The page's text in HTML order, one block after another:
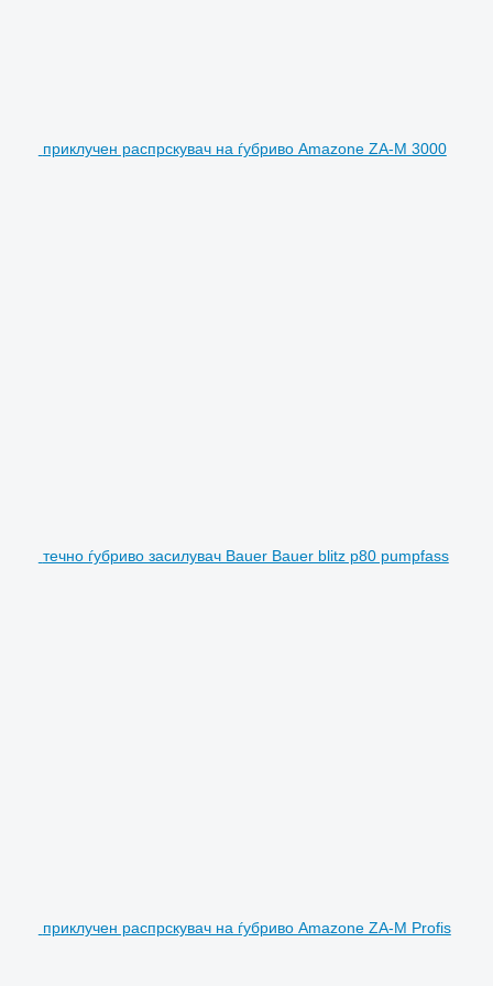
приклучен распрскувач на ѓубриво Amazone ZA-M 3000
течно ѓубриво засилувач Bauer Bauer blitz p80 pumpfass
приклучен распрскувач на ѓубриво Amazone ZA-M Profis